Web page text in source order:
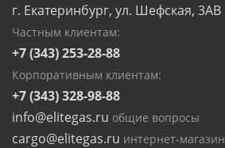
г. Екатеринбург, ул. Шефская, 3АВ
Частным клиентам:
+7 (343) 253-28-88
Корпоративным клиентам:
+7 (343) 328-98-88
info@elitegas.ru общие вопросы
cargo@elitegas.ru интернет-магазин